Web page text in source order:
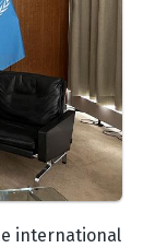
international